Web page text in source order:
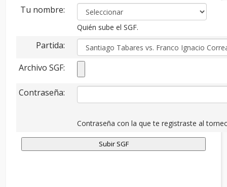
Tu nombre:
Quién sube el SGF.
Partida:
Archivo SGF:
Contraseña:
Contraseña con la que te registraste al